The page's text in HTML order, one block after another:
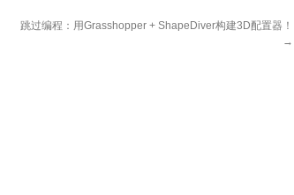
跳过编程：用Grasshopper + ShapeDiver构建3D配置器！
→